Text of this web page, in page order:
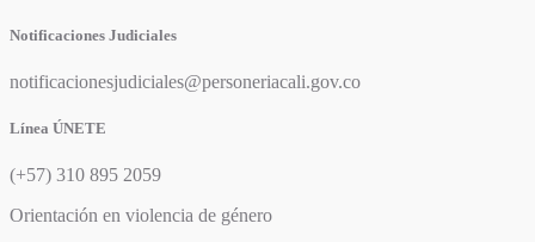
Notificaciones Judiciales
notificacionesjudiciales@personeriacali.gov.co
Línea ÚNETE
(+57) 310 895 2059
Orientación en violencia de género